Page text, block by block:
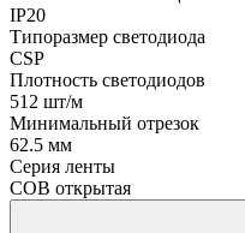
IP20
Типоразмер светодиода
CSP
Плотность светодиодов
512 шт/м
Минимальный отрезок
62.5 мм
Серия ленты
COB открытая